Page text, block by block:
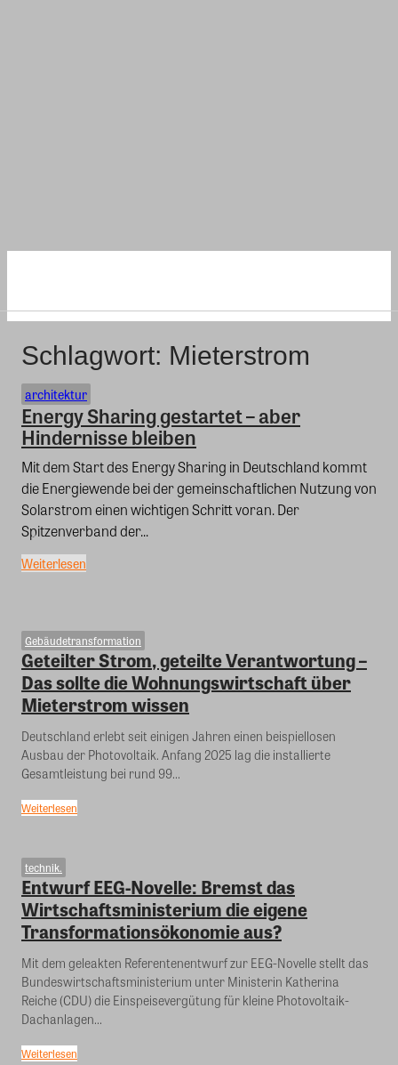
Schlagwort: Mieterstrom
architektur
Energy Sharing gestartet – aber
Hindernisse bleiben
Mit dem Start des Energy Sharing in Deutschland kommt
die Energiewende bei der gemeinschaftlichen Nutzung von
Solarstrom einen wichtigen Schritt voran. Der
Spitzenverband der...
Weiterlesen
Gebäudetransformation
Geteilter Strom, geteilte Verantwortung –
Das sollte die Wohnungswirtschaft über
Mieterstrom wissen
Deutschland erlebt seit einigen Jahren einen beispiellosen
Ausbau der Photovoltaik. Anfang 2025 lag die installierte
Gesamtleistung bei rund 99...
Weiterlesen
technik.
Entwurf EEG-Novelle: Bremst das
Wirtschaftsministerium die eigene
Transformationsökonomie aus?
Mit dem geleakten Referentenentwurf zur EEG-Novelle stellt das
Bundeswirtschaftsministerium unter Ministerin Katherina
Reiche (CDU) die Einspeisevergütung für kleine Photovoltaik-
Dachanlagen...
Weiterlesen